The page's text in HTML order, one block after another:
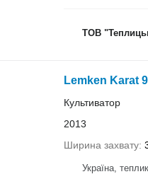
ТОВ
Lemken Karat 9
Культиватор
2013
Ширина захвату
Україна, теплик